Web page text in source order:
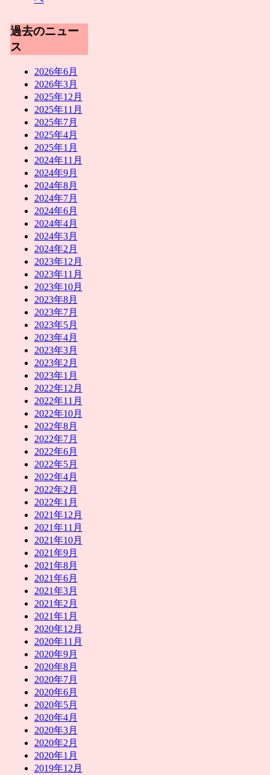
過去のニュー
ス
2026年6月
2026年3月
2025年12月
2025年11月
2025年7月
2025年4月
2025年1月
2024年11月
2024年9月
2024年8月
2024年7月
2024年6月
2024年4月
2024年3月
2024年2月
2023年12月
2023年11月
2023年10月
2023年8月
2023年7月
2023年5月
2023年4月
2023年3月
2023年2月
2023年1月
2022年12月
2022年11月
2022年10月
2022年8月
2022年7月
2022年6月
2022年5月
2022年4月
2022年2月
2022年1月
2021年12月
2021年11月
2021年10月
2021年9月
2021年8月
2021年6月
2021年3月
2021年2月
2021年1月
2020年12月
2020年11月
2020年9月
2020年8月
2020年7月
2020年6月
2020年5月
2020年4月
2020年3月
2020年2月
2020年1月
2019年12月